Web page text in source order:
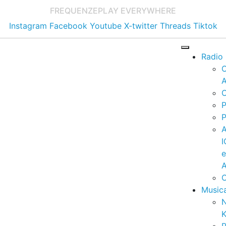
FREQUENZEPLAY EVERYWHERE
Instagram Facebook Youtube X-twitter Threads Tiktok
Radio
e